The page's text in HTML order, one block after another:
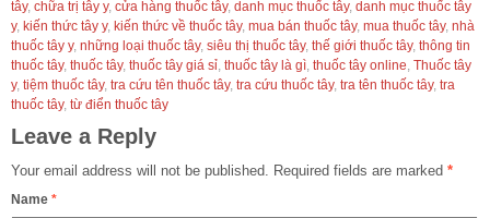
tây, chữa trị tây y, cửa hàng thuốc tây, danh mục thuốc tây, danh mục thuốc tây
y, kiến thức tây y, kiến thức về thuốc tây, mua bán thuốc tây, mua thuốc tây, nhà
thuốc tây y, những loại thuốc tây, siêu thị thuốc tây, thế giới thuốc tây, thông tin
thuốc tây, thuốc tây, thuốc tây giá sỉ, thuốc tây là gì, thuốc tây online, Thuốc tây
y, tiệm thuốc tây, tra cứu tên thuốc tây, tra cứu thuốc tây, tra tên thuốc tây, tra
thuốc tây, từ điển thuốc tây
Leave a Reply
Your email address will not be published. Required fields are marked *
Name *